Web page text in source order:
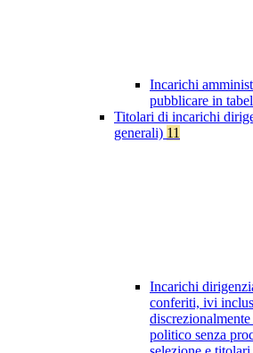
Incarichi
pubblicare in
Titolari di incarichi
generali) 11
Incarichi
conferiti, ivi
politico senza